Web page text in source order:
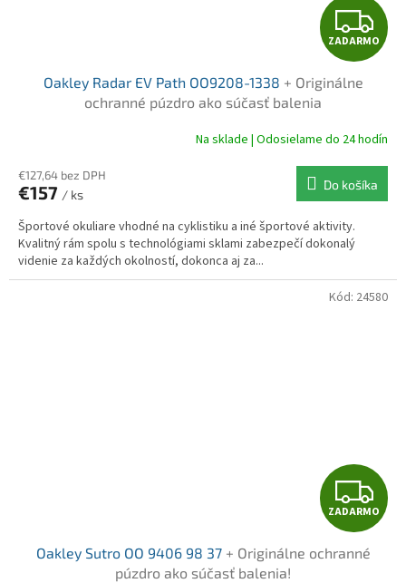
Z
A
A
R
M
ZADARMO
Oakley Radar EV Path OO9208-1338 + Originálne
ochranné púzdro ako súčasť balenia
Na sklade | Odosielame do 24 hodín
€127,64 bez DPH
€157 / ks
Do košíka
Športové okuliare vhodné na cyklistiku a iné športové aktivity.
Kvalitný rám spolu s technológiami sklami zabezpečí dokonalý
videnie za každých okolností, dokonca aj za...
Z
A
ZADARMO
Oakley Sutro OO 9406 98 37 + Originálne ochranné
púzdro ako súčasť balenia!
Kód: 24580